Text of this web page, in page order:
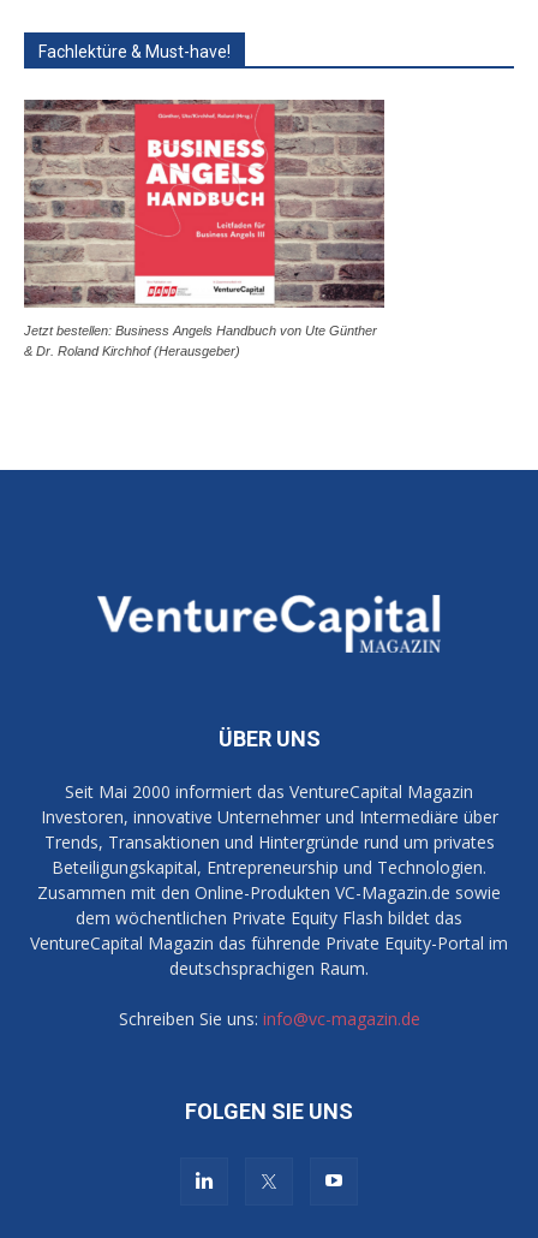
Fachlektüre & Must-have!
Jetzt bestellen: Business Angels Handbuch von Ute Günther
& Dr. Roland Kirchhof (Herausgeber)
ÜBER UNS
Seit Mai 2000 informiert das VentureCapital Magazin
Investoren, innovative Unternehmer und Intermediäre über
Trends, Transaktionen und Hintergründe rund um privates
Beteiligungskapital, Entrepreneurship und Technologien.
Zusammen mit den Online-Produkten VC-Magazin.de sowie
dem wöchentlichen Private Equity Flash bildet das
VentureCapital Magazin das führende Private Equity-Portal im
deutschsprachigen Raum.
Schreiben Sie uns: info@vc-magazin.de
FOLGEN SIE UNS